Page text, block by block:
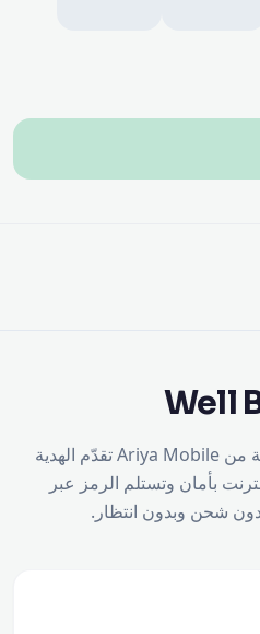
مع بطاقة هدية Well Be الرقمية من Ariya Mobile تقدّم الهدية
بأمان وتستلم الرمز عبر
شحن وبدون انتظار.